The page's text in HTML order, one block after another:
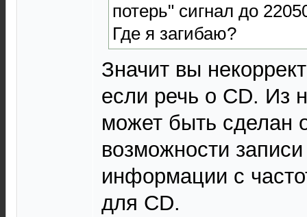
потерь" сигнал до
Где я загибаю?
Значит вы
если речь о CD. Из
может быть сделан
возможности
информации с
для CD.